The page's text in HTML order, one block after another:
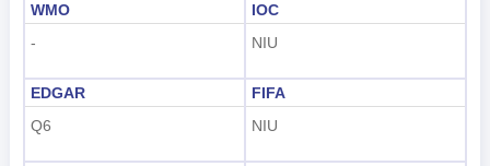
WMO
-
IOC
NIU
EDGAR
Q6
FIFA
NIU